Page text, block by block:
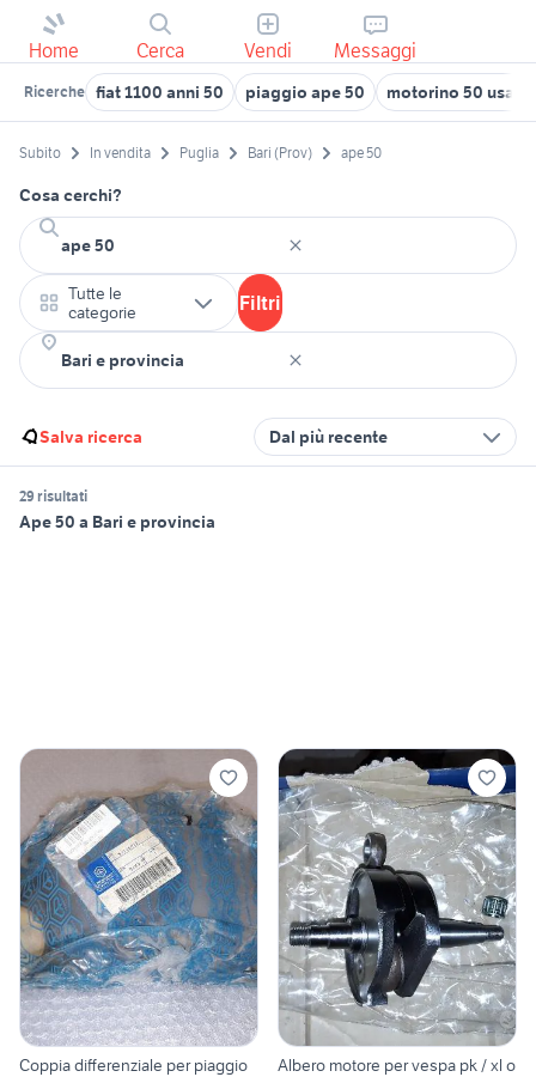
Home Cerca Vendi Messaggi
Ricerche fiat 1100 anni 50 piaggio ape 50 motorino 50
Subito In vendita Puglia Bari (Prov) ape 50
Cosa cerchi?
Tutte le
categorie
Filtri
Salva ricerca Dal più recente
29 risultati
Ape 50 a Bari e provincia
Coppia differenziale per piaggio
Albero motore per vespa pk / xl o